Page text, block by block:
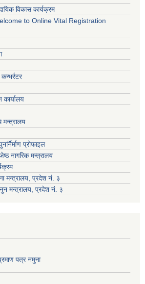
विकास कार्यक्रम
to Online Vital Registration
मन्त्रालय
प्रोफाइल
नागरिक मन्त्रालय
मन्त्रालय, प्रदेश नं. ३
मन्त्रालय, प्रदेश नं. ३
पत्र नमुना